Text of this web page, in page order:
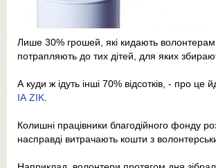
Лише 30% грошей, які кидають волонтерам
потрапляють до тих дітей, для яких
А куди ж ідуть інші 70% відсотків, - про це
ІА ZIK
Колишні працівники благодійного фонду
насправді витрачають кошти з